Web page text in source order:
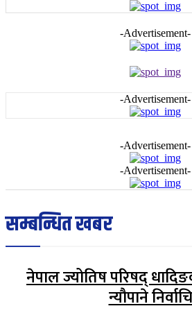
-Advertisement-
-Advertisement-
-Advertisement-
-Advertisement-
सम्बन्धित खबर
नेपाल ज्योतिष परिषद्
न्यौपाने